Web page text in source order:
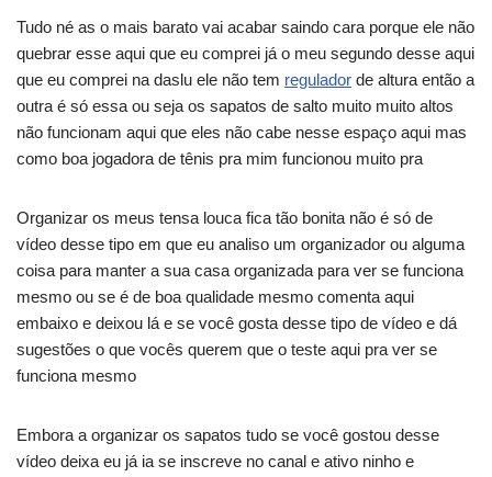
Tudo né as o mais barato vai acabar saindo cara porque ele não
quebrar esse aqui que eu comprei já o meu segundo desse aqui
que eu comprei na daslu ele não tem regulador de altura então a
outra é só essa ou seja os sapatos de salto muito muito altos
não funcionam aqui que eles não cabe nesse espaço aqui mas
como boa jogadora de tênis pra mim funcionou muito pra
Organizar os meus tensa louca fica tão bonita não é só de
vídeo desse tipo em que eu analiso um organizador ou alguma
coisa para manter a sua casa organizada para ver se funciona
mesmo ou se é de boa qualidade mesmo comenta aqui
embaixo e deixou lá e se você gosta desse tipo de vídeo e dá
sugestões o que vocês querem que o teste aqui pra ver se
funciona mesmo
Embora a organizar os sapatos tudo se você gostou desse
vídeo deixa eu já ia se inscreve no canal e ativo ninho e